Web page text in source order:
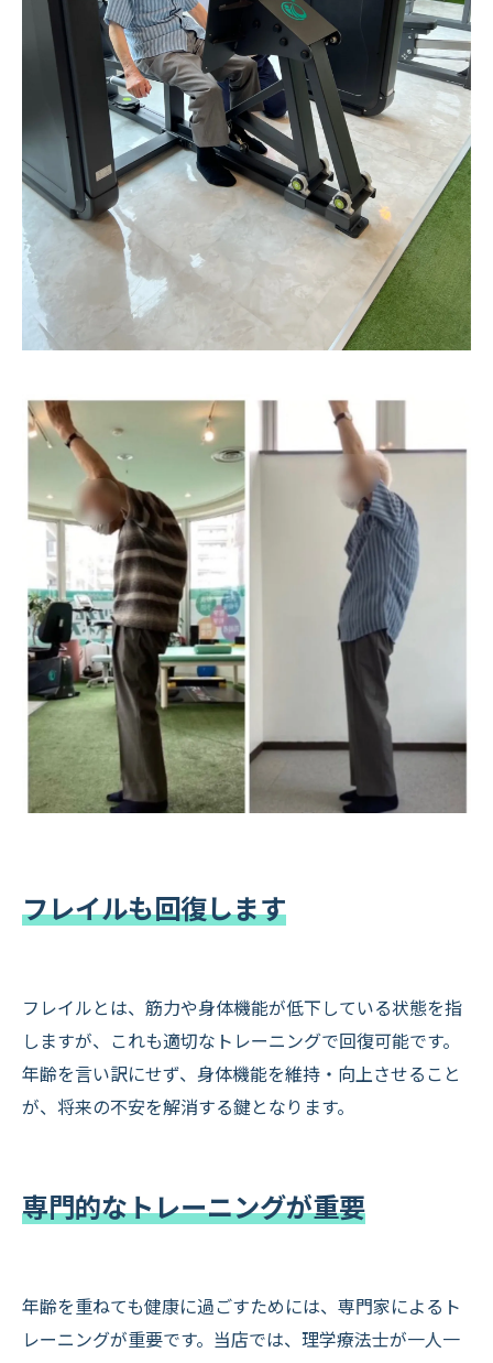
フレイルも回復します
フレイルとは、筋力や身体機能が低下している状態を指
しますが、これも適切なトレーニングで回復可能です。
年齢を言い訳にせず、身体機能を維持・向上させること
が、将来の不安を解消する鍵となります。
専門的なトレーニングが重要
年齢を重ねても健康に過ごすためには、専門家によるト
レーニングが重要です。当店では、理学療法士が一人一